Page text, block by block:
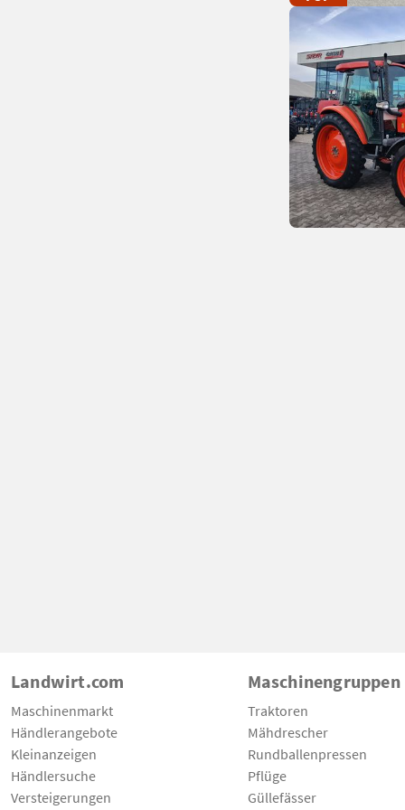
Landwirt.com
Maschinenmarkt
Händlerangebote
Kleinanzeigen
Händlersuche
Versteigerungen
Maschinengruppen
Traktoren
Mähdrescher
Rundballenpressen
Pflüge
Güllefässer